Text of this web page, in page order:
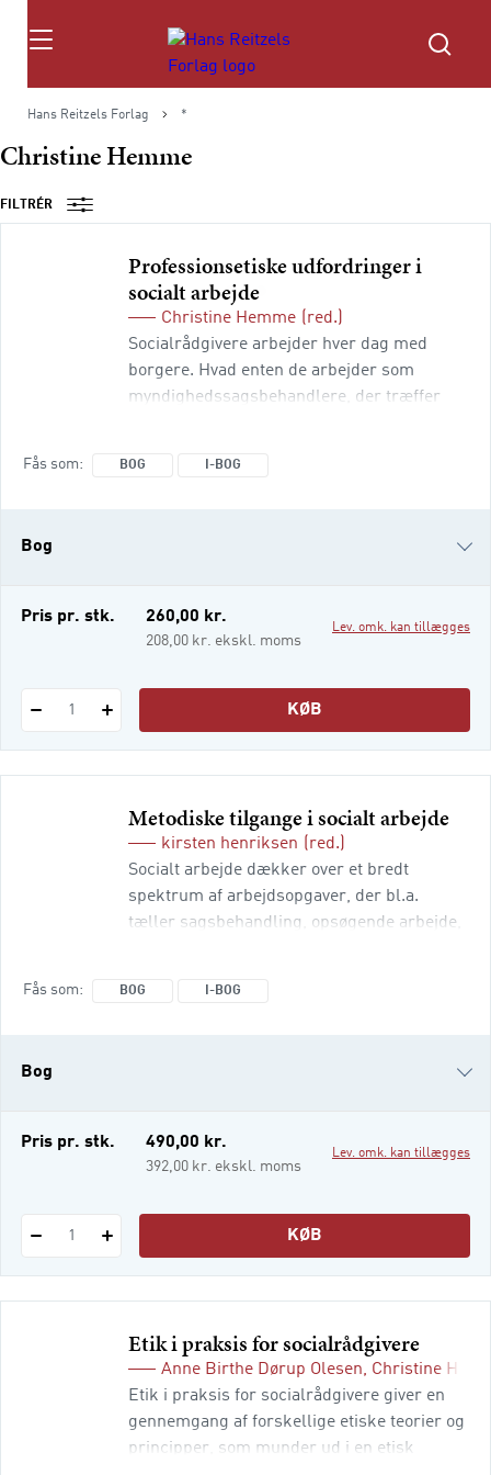
Søg
Hans Reitzels Forlag *
Christine Hemme
FILTRÉR
Professionsetiske udfordringer i
socialt arbejde
Christine Hemme
(red.)
Socialrådgivere arbejder hver dag med
borgere. Hvad enten de arbejder som
myndighedssagsbehandlere, der træffer
som redskab og vejviser i en praksis, der er
bureaukratisering og modsatrettede krav.
Fås som BOG I-BOG
Bog
i-bog
Pris pr. stk. 260,00 kr.
208,00 kr. ekskl. moms
Lev. omk. kan tillægges
1 KØB
Metodiske tilgange i socialt arbejde
kirsten henriksen
(red.)
Socialt arbejde dækker over et bredt
spektrum af arbejdsopgaver, der bl.a.
tæller sagsbehandling, opsøgende arbejde,
arbejde er der krav om en systematiseret
Fås som BOG I-BOG
Bog
i-bog
Pris pr. stk. 490,00 kr.
392,00 kr. ekskl. moms
Lev. omk. kan tillægges
1 KØB
Etik i praksis for socialrådgivere
Anne Birthe Dørup Olesen, Christine
Etik i praksis for socialrådgivere giver en
gennemgang af forskellige etiske teorier og
principper, som munder ud i en etisk